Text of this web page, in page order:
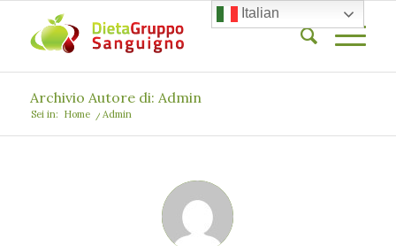
Archivio Autore di: Admin
Sei in: Home / Admin
Italian